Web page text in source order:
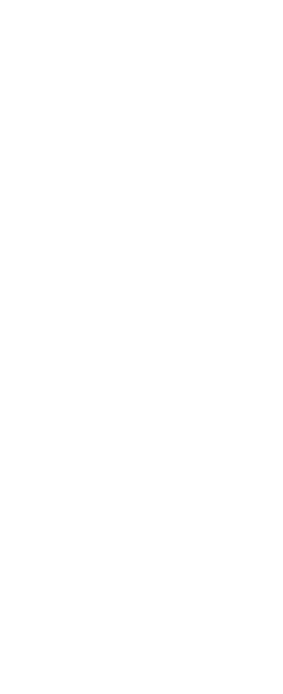
durata. Aceste
blanda cu scalpul si